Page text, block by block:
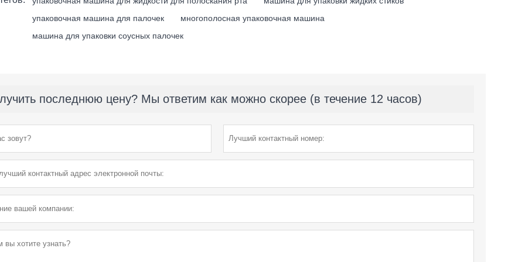
упаковочная машина для палочек
многополосная упаковочная машина
машина для упаковки соусных палочек
последнюю цену? Мы ответим как можно скорее (в течение 12 часов)